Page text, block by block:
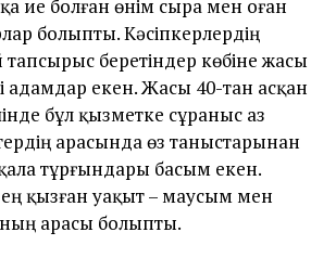
ие болған өнім сыра мен оған
болыпты. Кәсіпкерлердің
беретіндер көбіне жасы
адамдар екен. Жасы 40-тан асқан
бұл қызметке сұраныс аз
арасында өз таныстарынан
тұрғындары басым екен.
қызған уақыт – маусым мен
арасы болыпты.